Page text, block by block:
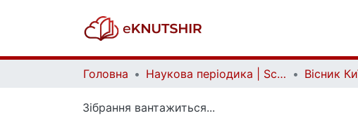
Головна Наукова періодика | Scientific periodicals
Зібрання вантажиться...